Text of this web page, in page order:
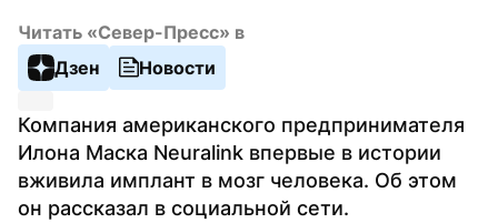
Читать «Север-Пресс» в
Дзен
Новости
Компания американского предпринимателя
Илона Маска Neuralink впервые в истории
вживила имплант в мозг человека. Об этом
он рассказал в социальной сети.